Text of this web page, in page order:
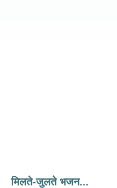
मिलते-जुलते भजन...